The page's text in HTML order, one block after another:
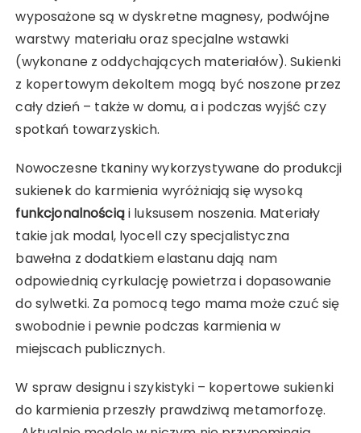
wyposażone są w dyskretne magnesy, podwójne
warstwy materiału oraz specjalne wstawki
(wykonane z oddychających materiałów). Sukienki
z kopertowym dekoltem mogą być noszone przez
cały dzień – także w domu, a i podczas wyjść czy
spotkań towarzyskich.
Nowoczesne tkaniny wykorzystywane do produkcji
sukienek do karmienia wyróżniają się wysoką
funkcjonalnościąi luksusem noszenia. Materiały
takie jak modal, lyocell czy specjalistyczna
bawełna z dodatkiem elastanu dają nam
odpowiednią cyrkulację powietrza i dopasowanie
do sylwetki. Za pomocą tego mama może czuć się
swobodnie i pewnie podczas karmienia w
miejscach publicznych.
W spraw designu i szykistyki – kopertowe sukienki
do karmienia przeszły prawdziwą metamorfozę.